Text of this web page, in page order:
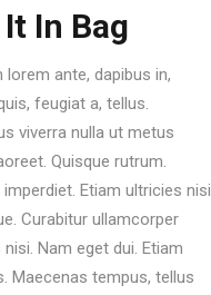
In Bag
lorem ante, dapibus in,
feugiat a, tellus.
viverra nulla ut metus
Quisque rutrum.
imperdiet. Etiam ultricies nisi
Curabitur ullamcorper
Nam eget dui. Etiam
Maecenas tempus, tellus